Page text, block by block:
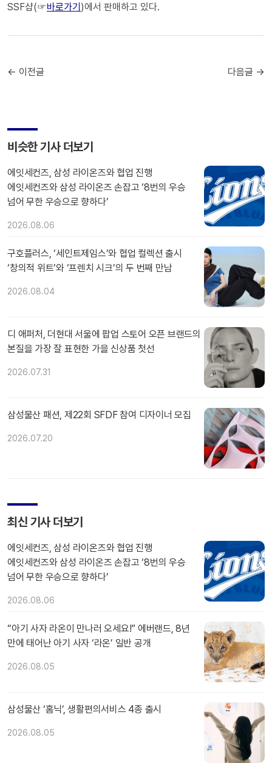
SSF샵(☞바로가기)에서 판매하고 있다.
← 이전글 다음글 →
비슷한 기사 더보기
에잇세컨즈, 삼성 라이온즈와 협업 진행
에잇세컨즈와 삼성 라이온즈 손잡고 ‘8번의 우승
넘어 무한 우승으로 향하다’
2026.08.06
구호플러스, ‘세인트제임스’와 협업 컬렉션 출시
‘창의적 위트’와 ‘프렌치 시크’의 두 번째 만남
2026.08.04
디 애퍼처, 더현대 서울에 팝업 스토어 오픈 브랜드의
본질을 가장 잘 표현한 가을 신상품 첫선
2026.07.31
삼성물산 패션, 제22회 SFDF 참여 디자이너 모집
2026.07.20
최신 기사 더보기
에잇세컨즈, 삼성 라이온즈와 협업 진행
에잇세컨즈와 삼성 라이온즈 손잡고 ‘8번의 우승
넘어 무한 우승으로 향하다’
2026.08.06
“아기 사자 라온이 만나러 오세요!” 에버랜드, 8년
만에 태어난 아기 사자 ‘라온’ 일반 공개
2026.08.05
삼성물산 ‘홈닉’, 생활편의서비스 4종 출시
2026.08.05